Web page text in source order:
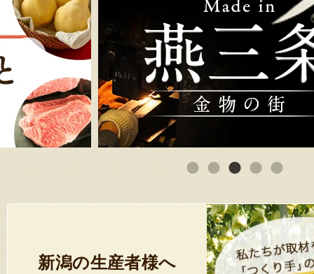
新潟の生産者様へ